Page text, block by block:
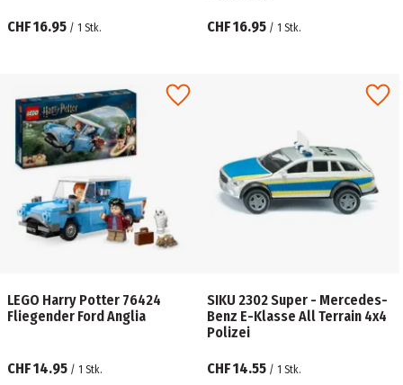
CHF 16.95 / 1 Stk. CHF 16.95 / 1 Stk.
LEGO Harry Potter 76424
Fliegender Ford Anglia
CHF 14.95 / 1 Stk.
SIKU 2302 Super - Mercedes-
Benz E-Klasse All Terrain 4x4
Polizei
CHF 14.55 / 1 Stk.